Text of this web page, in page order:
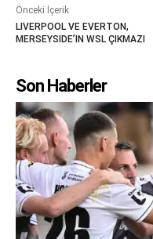
Önceki İçerik
LIVERPOOL VE EVERTON,
MERSEYSIDE’IN WSL ÇIKMAZI
Son Haberler